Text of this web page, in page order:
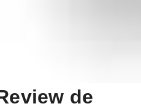
de